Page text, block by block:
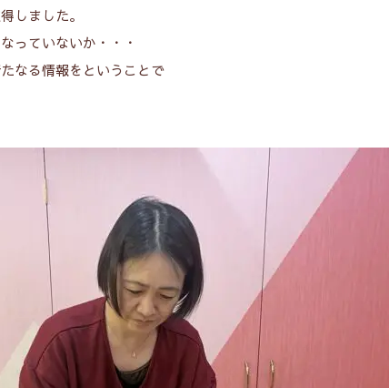
しました。
っていないか・・・
なる情報をということで